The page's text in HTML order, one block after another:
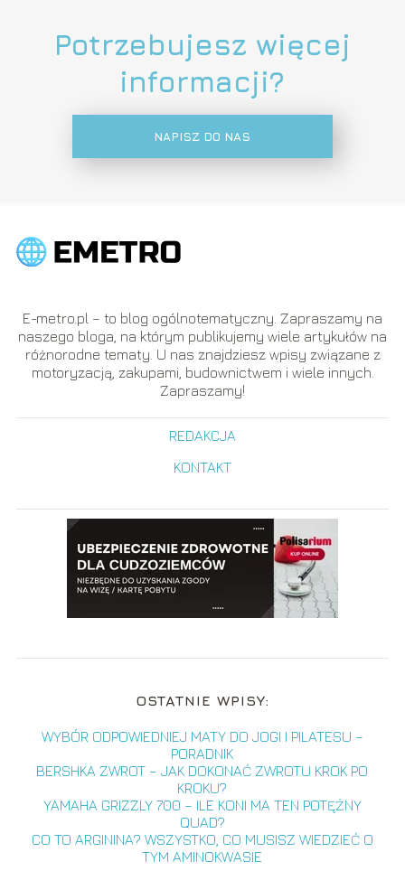
Potrzebujesz więcej
informacji?
NAPISZ DO NAS
E-metro.pl – to blog ogólnotematyczny. Zapraszamy na
naszego bloga, na którym publikujemy wiele artykułów na
różnorodne tematy. U nas znajdziesz wpisy związane z
motoryzacją, zakupami, budownictwem i wiele innych.
Zapraszamy!
REDAKCJA
KONTAKT
OSTATNIE WPISY:
WYBÓR ODPOWIEDNIEJ MATY DO JOGI I PILATESU –
PORADNIK
BERSHKA ZWROT – JAK DOKONAĆ ZWROTU KROK PO
KROKU?
YAMAHA GRIZZLY 700 – ILE KONI MA TEN POTĘŻNY
QUAD?
CO TO ARGININA? WSZYSTKO, CO MUSISZ WIEDZIEĆ O
TYM AMINOKWASIE